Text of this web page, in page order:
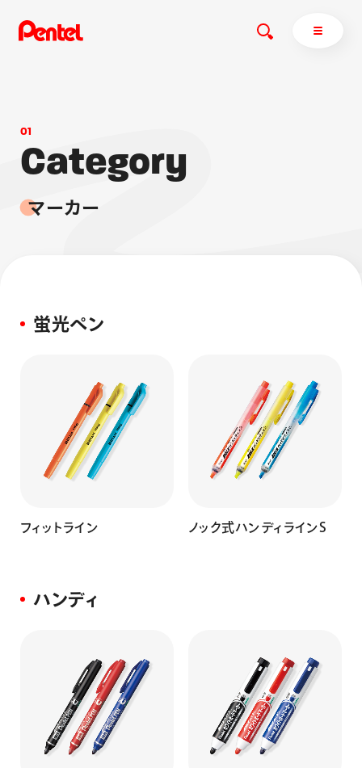
商品を探す
商品を探すトップ
その他
01
Category
マーカー
蛍光ペン
フィットライン ノック式ハンディラインS
ハンディ